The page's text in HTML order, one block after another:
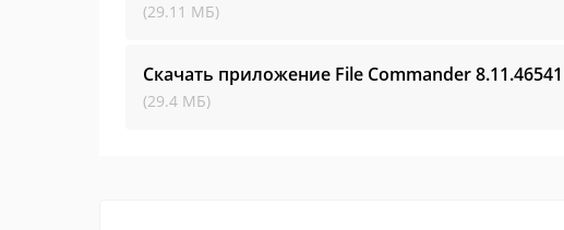
(29.11 МБ)
Скачать приложение File Commander8.11.46541
(29.4 МБ)